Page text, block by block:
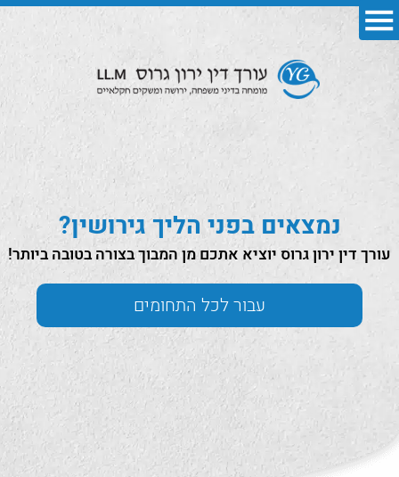
נמצאים בפני הליך גירושין?
עורך דין ירון גרוס יוציא אתכם מן המבוך בצורה בטובה ביותר!
עבור לכל התחומים